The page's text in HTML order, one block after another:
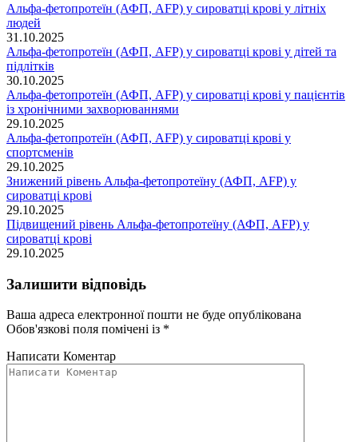
Альфа-фетопротеїн (АФП, AFP) у сироватці крові у літніх
людей
31.10.2025
Альфа-фетопротеїн (АФП, AFP) у сироватці крові у дітей та
підлітків
30.10.2025
Альфа-фетопротеїн (АФП, AFP) у сироватці крові у пацієнтів
із хронічними захворюваннями
29.10.2025
Альфа-фетопротеїн (АФП, AFP) у сироватці крові у
спортсменів
29.10.2025
Знижений рівень Альфа-фетопротеїну (АФП, AFP) у
сироватці крові
29.10.2025
Підвищений рівень Альфа-фетопротеїну (АФП, AFP) у
сироватці крові
29.10.2025
Залишити відповідь
Ваша адреса електронної пошти не буде опублікована
Обов'язкові поля помічені із *
Написати Коментар